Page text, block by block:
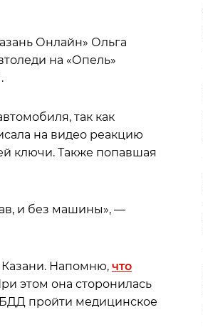
Онлайн» Ольга
на «Опель»
так как
на видео реакцию
ключи. Также попавшая
и без машины», —
Казани. Напомню, что
этом она сторонилась
пройти медицинское